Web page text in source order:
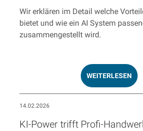
Wir erklären im Detail welche
bietet und wie ein AI System
zusammengestellt wird.
WEITERLESEN
14.02.2026
KI-Power trifft Profi-